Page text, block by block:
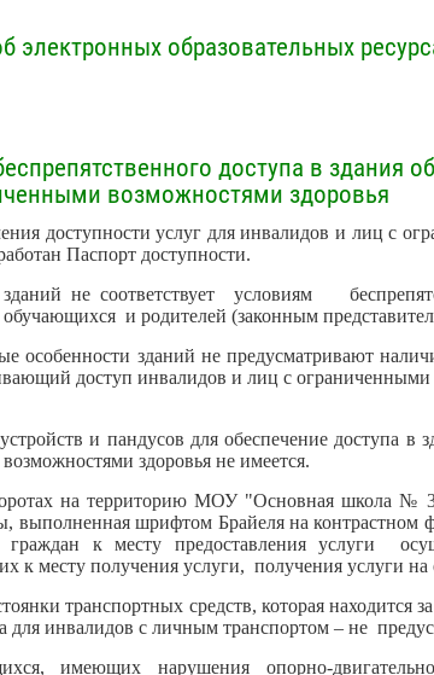
электронных образовательных
доступа в здания
возможностями здоровья
доступности услуг для инвалидов и лиц с
Паспорт доступности.
не соответствует условиям
и родителей (законным
особенности зданий не предусматривают
доступ инвалидов и лиц с
и пандусов для обеспечение
здоровья не имеется.
на территорию МОУ "Основная школа №
выполненная шрифтом Брайеля на
граждан к месту предоставления услуги
к месту получения услуги, получения услуги на
транспортных средств, которая
для инвалидов с личным транспортом – не
имеющих нарушения опорно-